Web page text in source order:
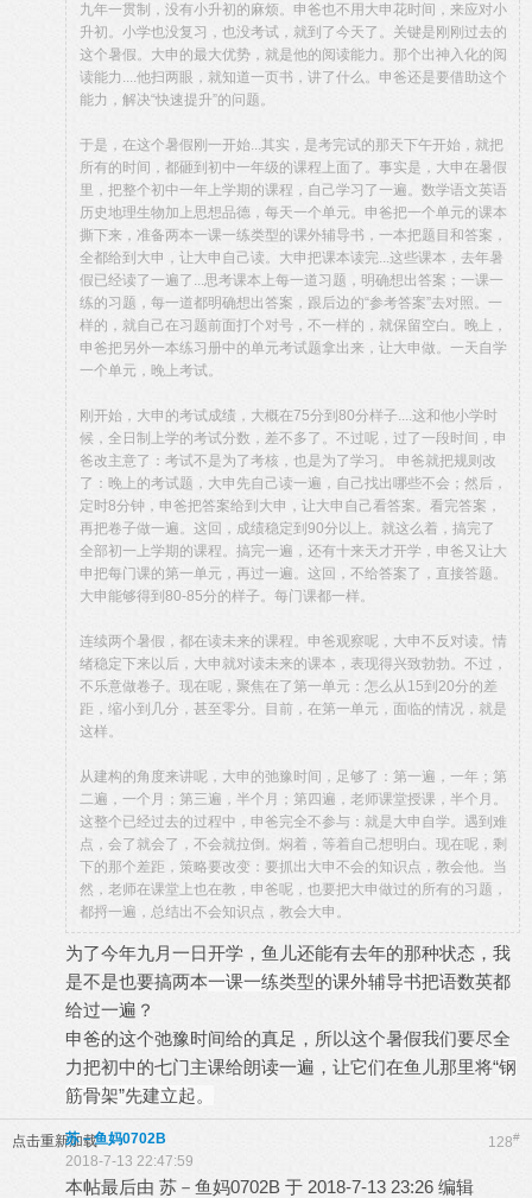
九年一贯制，没有小升初的麻烦。申爸也不用大申花时间，来应对小
升初。小学也没复习，也没考试，就到了今天了。关键是刚刚过去的
这个暑假。大申的最大优势，就是他的阅读能力。那个出神入化的阅
读能力....他扫两眼，就知道一页书，讲了什么。申爸还是要借助这个
能力，解决“快速提升”的问题。
于是，在这个暑假刚一开始...其实，是考完试的那天下午开始，就把
所有的时间，都砸到初中一年级的课程上面了。事实是，大申在暑假
里，把整个初中一年上学期的课程，自己学习了一遍。数学语文英语
历史地理生物加上思想品德，每天一个单元。申爸把一个单元的课本
撕下来，准备两本一课一练类型的课外辅导书，一本把题目和答案，
全都给到大申，让大申自己读。大申把课本读完...这些课本，去年暑
假已经读了一遍了...思考课本上每一道习题，明确想出答案；一课一
练的习题，每一道都明确想出答案，跟后边的“参考答案”去对照。一
样的，就自己在习题前面打个对号，不一样的，就保留空白。晚上，
申爸把另外一本练习册中的单元考试题拿出来，让大申做。一天自学
一个单元，晚上考试。
刚开始，大申的考试成绩，大概在75分到80分样子....这和他小学时
候，全日制上学的考试分数，差不多了。不过呢，过了一段时间，申
爸改主意了：考试不是为了考核，也是为了学习。 申爸就把规则改
了：晚上的考试题，大申先自己读一遍，自己找出哪些不会；然后，
定时8分钟，申爸把答案给到大申，让大申自己看答案。看完答案，
再把卷子做一遍。这回，成绩稳定到90分以上。就这么着，搞完了
全部初一上学期的课程。搞完一遍，还有十来天才开学，申爸又让大
申把每门课的第一单元，再过一遍。这回，不给答案了，直接答题。
大申能够得到80-85分的样子。每门课都一样。
连续两个暑假，都在读未来的课程。申爸观察呢，大申不反对读。情
绪稳定下来以后，大申就对读未来的课本，表现得兴致勃勃。不过，
不乐意做卷子。现在呢，聚焦在了第一单元：怎么从15到20分的差
距，缩小到几分，甚至零分。目前，在第一单元，面临的情况，就是
这样。
从建构的角度来讲呢，大申的弛豫时间，足够了：第一遍，一年；第
二遍，一个月；第三遍，半个月；第四遍，老师课堂授课，半个月。
这整个已经过去的过程中，申爸完全不参与：就是大申自学。遇到难
点，会了就会了，不会就拉倒。焖着，等着自己想明白。现在呢，剩
下的那个差距，策略要改变：要抓出大申不会的知识点，教会他。当
然，老师在课堂上也在教，申爸呢，也要把大申做过的所有的习题，
都捋一遍，总结出不会知识点，教会大申。
为了今年九月一日开学，鱼儿还能有去年的那种状态，我
是不是也要搞两本一课一练类型的课外辅导书把语数英都
给过一遍？
申爸的这个弛豫时间给的真足，所以这个暑假我们要尽全
力把初中的七门主课给朗读一遍，让它们在鱼儿那里将“钢
筋骨架”先建立起。
点击重新加载 128#
苏－鱼妈0702B
2018-7-13 22:47:59
本帖最后由 苏－鱼妈0702B 于 2018-7-13 23:26 编辑